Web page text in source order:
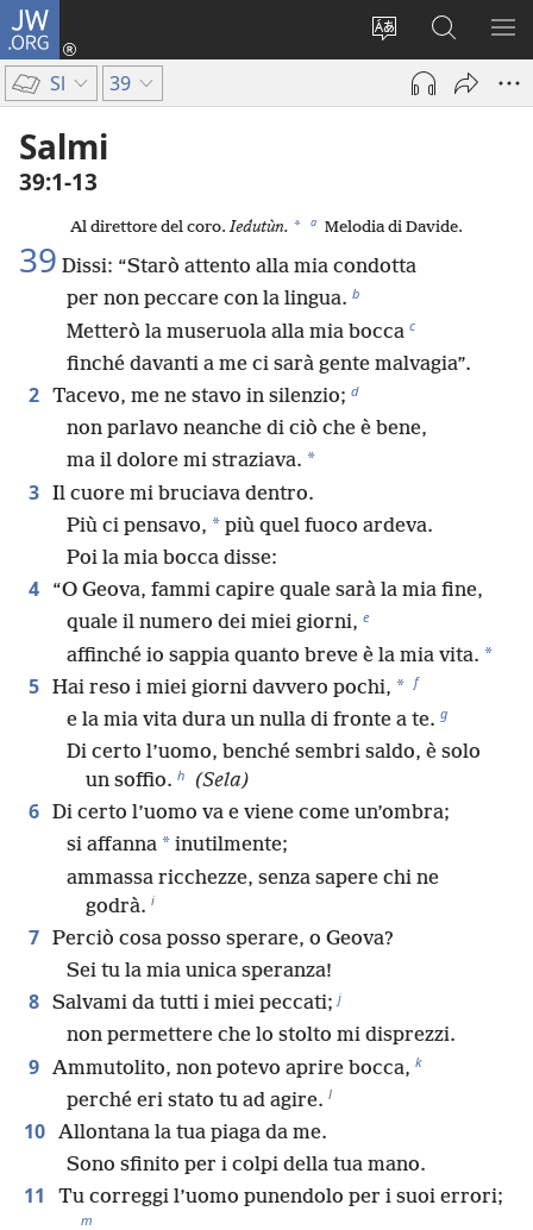
JW.ORG
Modificare
lingua
Accedi
(apre
Cerca
JW.ORG
Sl 39
Salmi
39:1-13
Al direttore del coro. Iedutùn. * a Melodia di Davide.
39 Dissi: “Starò attento alla mia condotta
per non peccare con la lingua. b
Metterò la museruola alla mia bocca c
finché davanti a me ci sarà gente malvagia”.
2 Tacevo, me ne stavo in silenzio; d
non parlavo neanche di ciò che è bene,
ma il dolore mi straziava. *
3 Il cuore mi bruciava dentro.
Più ci pensavo, * più quel fuoco ardeva.
Poi la mia bocca disse:
4
“O Geova, fammi capire quale sarà la mia fine,
quale il numero dei miei giorni, e
affinché io sappia quanto breve è la mia vita. *
5 Hai reso i miei giorni davvero pochi, * f
e la mia vita dura un nulla di fronte a te. g
Di certo l’uomo, benché sembri saldo, è solo
un soffio. h (Sela)
6 Di certo l’uomo va e viene come un’ombra;
si affanna * inutilmente;
ammassa ricchezze, senza sapere chi ne
godrà. i
7 Perciò cosa posso sperare, o Geova?
Sei tu la mia unica speranza!
8 Salvami da tutti i miei peccati; j
non permettere che lo stolto mi disprezzi.
9 Ammutolito, non potevo aprire bocca, k
perché eri stato tu ad agire. l
10 Allontana la tua piaga da me.
Sono sfinito per i colpi della tua mano.
11 Tu correggi l’uomo punendolo per i suoi errori;
m